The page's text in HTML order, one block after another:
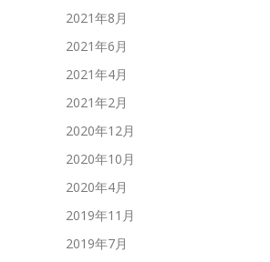
2021年8月
2021年6月
2021年4月
2021年2月
2020年12月
2020年10月
2020年4月
2019年11月
2019年7月